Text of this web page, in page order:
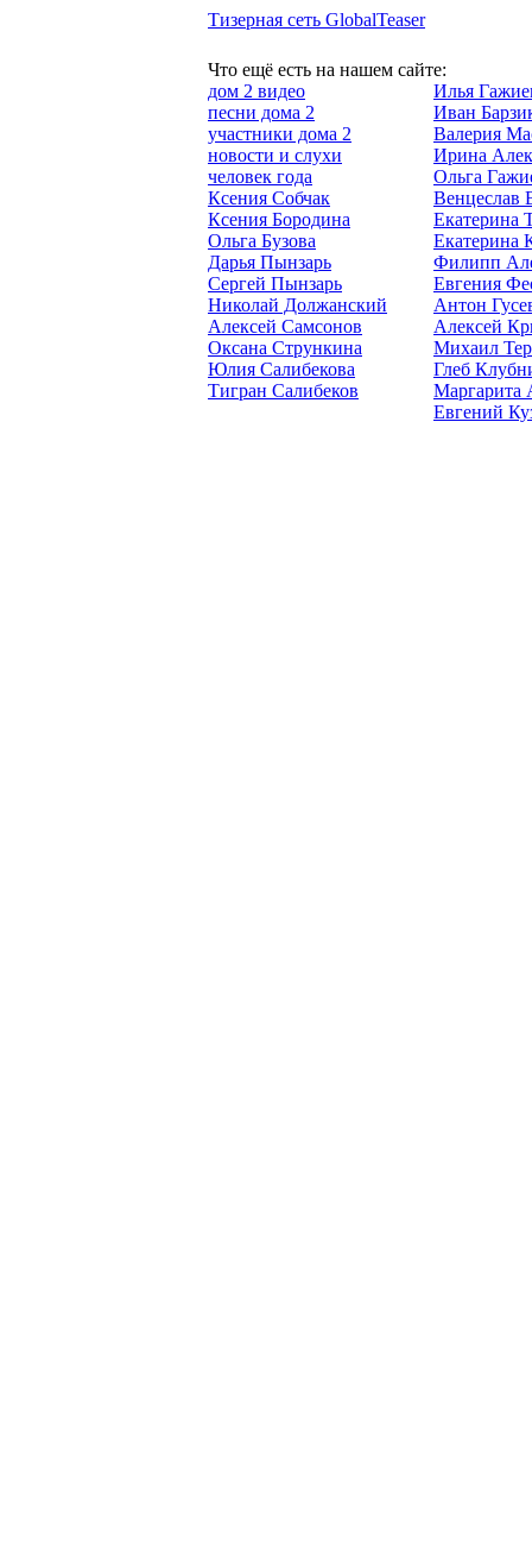
Тизерная сеть GlobalTeaser
Что ещё есть на нашем сайте:
дом 2 видео
песни дома 2
участники дома 2
новости и слухи
человек года
Ксения Собчак
Ксения Бородина
Ольга Бузова
Дарья Пынзарь
Сергей Пынзарь
Николай Должанский
Алексей Самсонов
Оксана Стрункина
Юлия Салибекова
Тигран Салибеков
Илья
Иван
Валерия
Ирина
Ольга
Венцеслав
Екатерина
Екатерина
Филипп
Евгения
Антон
Алексей
Михаил
Глеб
Маргарита
Евгений